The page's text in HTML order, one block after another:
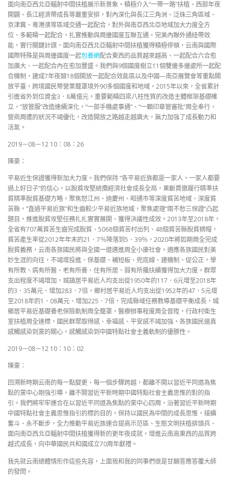
面向南亞西北亞輻射中間扶植展示新景象。積極介入“一帶一路”扶植、西部年夜
開闢、長江經濟帶成長等嚴重安排，對內深化與長江三角洲、泛珠三角區域、
京津冀、粵港澳等區域交通一起配合，對外與南亞西北亞地域加大力度全方
位、多範疇一起配合，扎實推動與周邊國度互聯互通，完美內聯外通紐帶效
能，實行關鍵計謀，面向南亞西北亞輻射中間扶植獲得積極停頓，云南與國際
國際特殊是與周邊國度一起包養網配合東西的品質越來越高、一起配合六合愈
加廣大、一起配合內在愈加豐盛。我們與9個國度樹立11個雙邊多邊處所一起配
合機制，建成7年夜類18個開放一起配合效能區以及中國—南亞展覽會等重點開
放平臺，跨境國民幣營業籠罩境外90多個國度和地域，2015年以來，全省累計
引進省外到位資金3．8萬億元。重要範疇四梁八柱性質的改造主體框架基礎確
立，“放管服”改造連續深化，“一部手機處事通”、“一顆印章管審批”周全奉行，
營商周遭的狀況不竭優化，改造開放之路越走越廣大，無力加強了成長動力和
活氣。
2019－08－12 10：08：26
陳豪：
平易近生保證獲得新加大力度。我們保持 “各平易近族都是一家人，一家人都要
過上好日子”的信心，以脫貧攻堅統攬經濟社會成長全局，果斷貫徹履行精準扶
貧精準脫貧基礎方略，聚焦怒江州、迪慶州、昭通市等深度貧苦地域、深度貧
苦縣，“直過平易近族”和生齒較少平易近族地域，聚焦處理“兩不愁三保證”凸起
題目，推進脫貧攻堅任務扎扎實實展開、獲得決議性成效。2013年至2018年，
全省有707萬貧苦生齒完成脫貧、5068個貧苦村出列、48個貧苦縣脫貧摘帽，
貧苦產生率從2012年年末的21．7％降落到5．39％，2020年將如期周全完成
脫貧義務，云南各族國民將與全國一道邁進周全小康社會。適應各族國民對美
妙生涯的向往，不竭增投進、保基礎、補短板、兜底線、建機制、促公正，學
有所教、病有所醫、老有所養、住有所居、弱有所攙扶續獲得加大力度。群眾
支出程度不竭增加，城鎮居平易近人均支出從1950年的117．6元增至2018年
的3．35萬元、增加283．7倍，鄉村居平易近人均支出從1952年的47．5元增
至2018年的1．08萬元、增加225．7倍，完成縣域任務教導基礎平衡成長，城
鄉居平易近基礎養老保險軌制周全籠罩，醫療辦事程度周全晉陞，行政村衛生
室扶植周全達標，國民群眾取得感、幸福感、平安感不竭加強，各族國民逼真
感觸感染到黨的關心，感觸感染到中國特點社會主義軌制的優勝性。
2019－08－12 10：10：02
陳豪：
回溯新時期云南的每一點變更、每一個步驟跨越，都離不開以習近平同道為焦
點的黨中心剛強引導，離不開習近平新時期中國特點社會主義思惟的對的指
引。我們將牢牢連合在以習近平同道為焦點的黨中心四周，沿著習近平新時期
中國特點社會主義思惟指引的標的目的，保持以國民為中間的成長思惟，接續
奮斗、永不斷步，全力推動平易近族連合提高示范區、生態文明扶植排頭兵、
面向南亞西北亞輻射中間扶植獲得新的更年夜成就，增進云南高東西的品質跨
越式成長，向中華國民共和國成立70周年獻禮。
我先就云南總體情形作這些先容，上面我和我的同事們很是甘願答應答覆大師
的發問。